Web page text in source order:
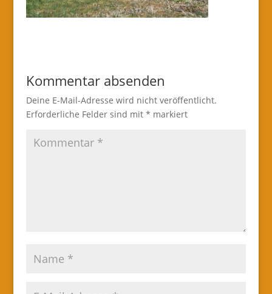
Kommentar absenden
Deine E-Mail-Adresse wird nicht veröffentlicht.
Erforderliche Felder sind mit * markiert